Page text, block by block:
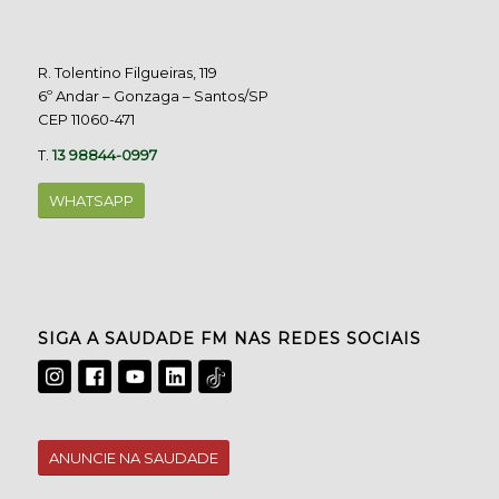
R. Tolentino Filgueiras, 119
6º Andar – Gonzaga – Santos/SP
CEP 11060-471
T.13 98844-0997
WHATSAPP
SIGA A SAUDADE FM NAS REDES SOCIAIS
ANUNCIE NA SAUDADE